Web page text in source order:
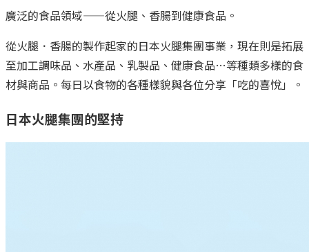
廣泛的食品領域——從火腿、香腸到健康食品。
從火腿．香腸的製作起家的日本火腿集團事業，現在則是拓展
至加工調味品、水產品、乳製品、健康食品…等種類多樣的食
材與商品。每日以食物的各種樣貌與各位分享「吃的喜悅」。
日本火腿集團的堅持